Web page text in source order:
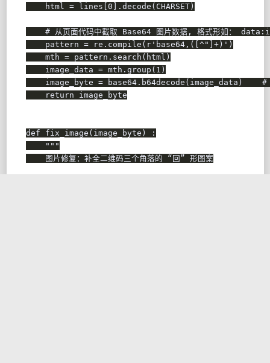
    html
= lines 0 . decode ( CHARSET)
# 从页面代码中截取 Base64 图片数据, 格式形如：
    pattern
= re . compile ( r'base64,([^"]+)' )
    mth
= pattern . search ( html )
    image_data
= mth . group ( 1 )
    image_byte
= base64. b64decode ( image_data )
#
return image_byte
def fix_image ( image_byte )
:
"""
    图片修复：补全二维码三个角落的 “回” 形图案